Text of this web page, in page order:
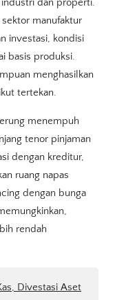
industri dan properti.
manufaktur
investasi, kondisi
basis produksi.
menghasilkan
tertekan.
menempuh
tenor pinjaman
dengan kreditur,
ruang napas
dengan bunga
rendah
Divestasi Aset